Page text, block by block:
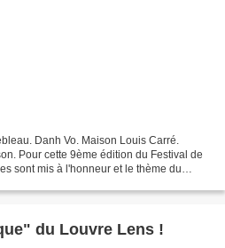
Danh Vo. Maison Louis Carré.
Pour cette 9ème édition du Festival de
sont mis à l'honneur et le thème du
du Louvre Lens !